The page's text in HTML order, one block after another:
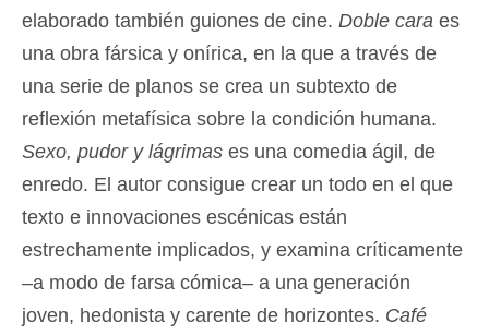
elaborado también guiones de cine. Doble cara es
una obra fársica y onírica, en la que a través de
una serie de planos se crea un subtexto de
reflexión metafísica sobre la condición humana.
Sexo, pudor y lágrimas es una comedia ágil, de
enredo. El autor consigue crear un todo en el que
texto e innovaciones escénicas están
estrechamente implicados, y examina críticamente
–a modo de farsa cómica– a una generación
joven, hedonista y carente de horizontes. Café